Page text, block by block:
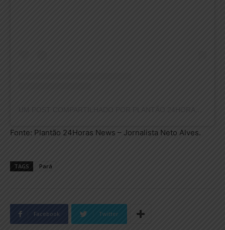
Fonte: Plantão 24Horas News – Jornalista Neto Alves.
TAGS Pará
Facebook Twitter